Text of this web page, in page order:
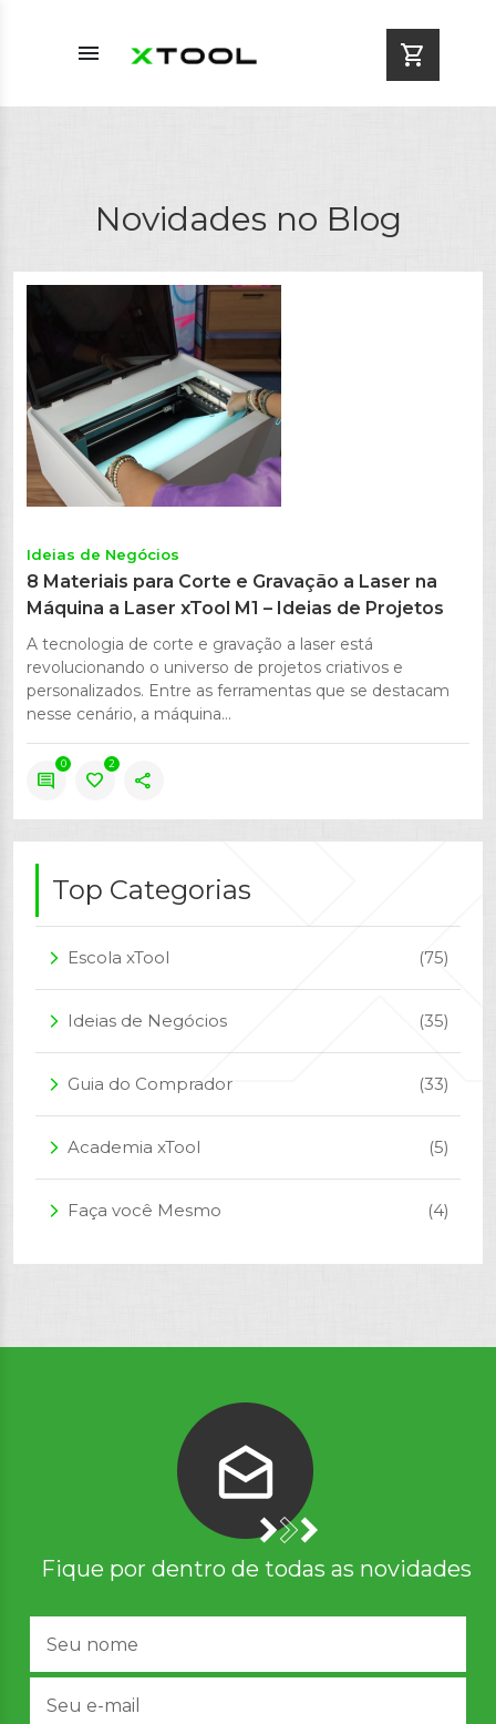
menu shopping_cart
Novidades no Blog
Ideias de Negócios
8 Materiais para Corte e Gravação a Laser na
Máquina a Laser xTool M1 – Ideias de Projetos
A tecnologia de corte e gravação a laser está
revolucionando o universo de projetos criativos e
personalizados. Entre as ferramentas que se destacam
nesse cenário, a máquina...
comment
0
favorite
2
share
Top Categorias
arrow_forward_ios Escola xTool (75)
arrow_forward_ios Ideias de Negócios (35)
arrow_forward_ios Guia do Comprador (33)
arrow_forward_ios Academia xTool (5)
arrow_forward_ios Faça você Mesmo (4)
Fique por dentro de todas as novidades